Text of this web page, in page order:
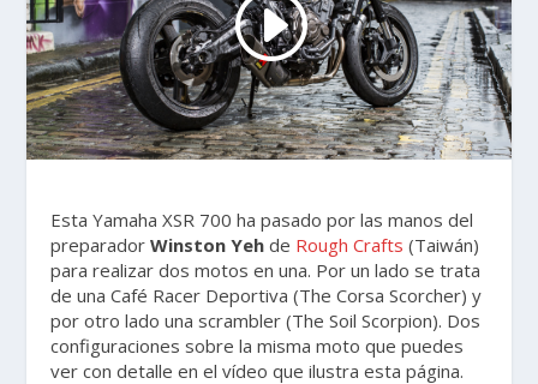
Esta Yamaha XSR 700 ha pasado por las manos del
preparadorWinston Yeh de Rough Crafts (Taiwán)
para realizar dos motos en una. Por un lado se trata
de una Café Racer Deportiva (The Corsa Scorcher) y
por otro lado una scrambler (The Soil Scorpion). Dos
configuraciones sobre la misma moto que puedes
ver con detalle en el vídeo que ilustra esta página.